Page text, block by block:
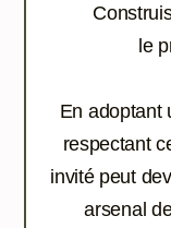
le
En adoptant
respectant
invité peut
arsenal